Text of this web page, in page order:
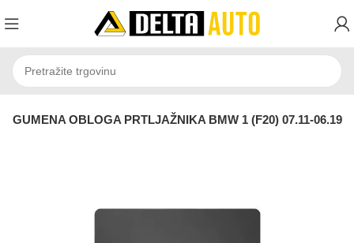
GUMENA OBLOGA PRTLJAŽNIKA BMW 1 (F20) 07.11-06.19